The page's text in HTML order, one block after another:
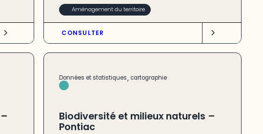
Aménagement du territoire
CONSULTER
Données et statistiques, cartographie
Biodiversité et milieux naturels –
Pontiac